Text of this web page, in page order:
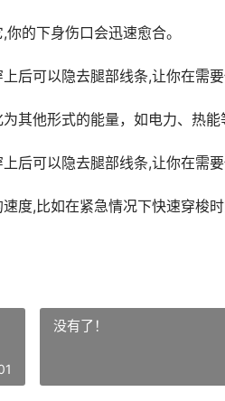
的下身伤口会迅速愈合。
后可以隐去腿部线条,让你在需要
其他形式的能量，如电力、热能
后可以隐去腿部线条,让你在需要
度,比如在紧急情况下快速穿梭时
没有了！